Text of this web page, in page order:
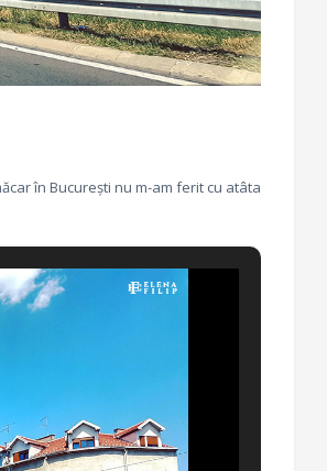
în București nu m-am ferit cu atâta